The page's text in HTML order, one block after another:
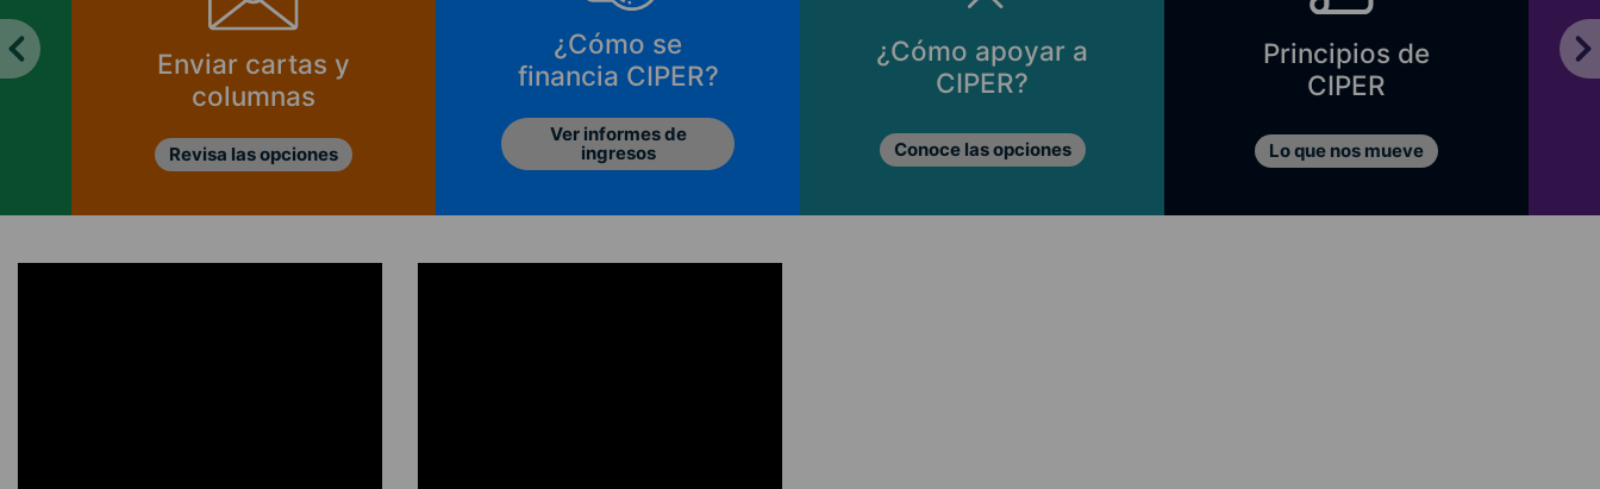
Enviar cartas y
columnas
Revisa las opciones
¿Cómo se
financia CIPER?
Ver informes de
ingresos
¿Cómo apoyar a
CIPER?
Conoce las opciones
Principios de
CIPER
Lo que nos mueve